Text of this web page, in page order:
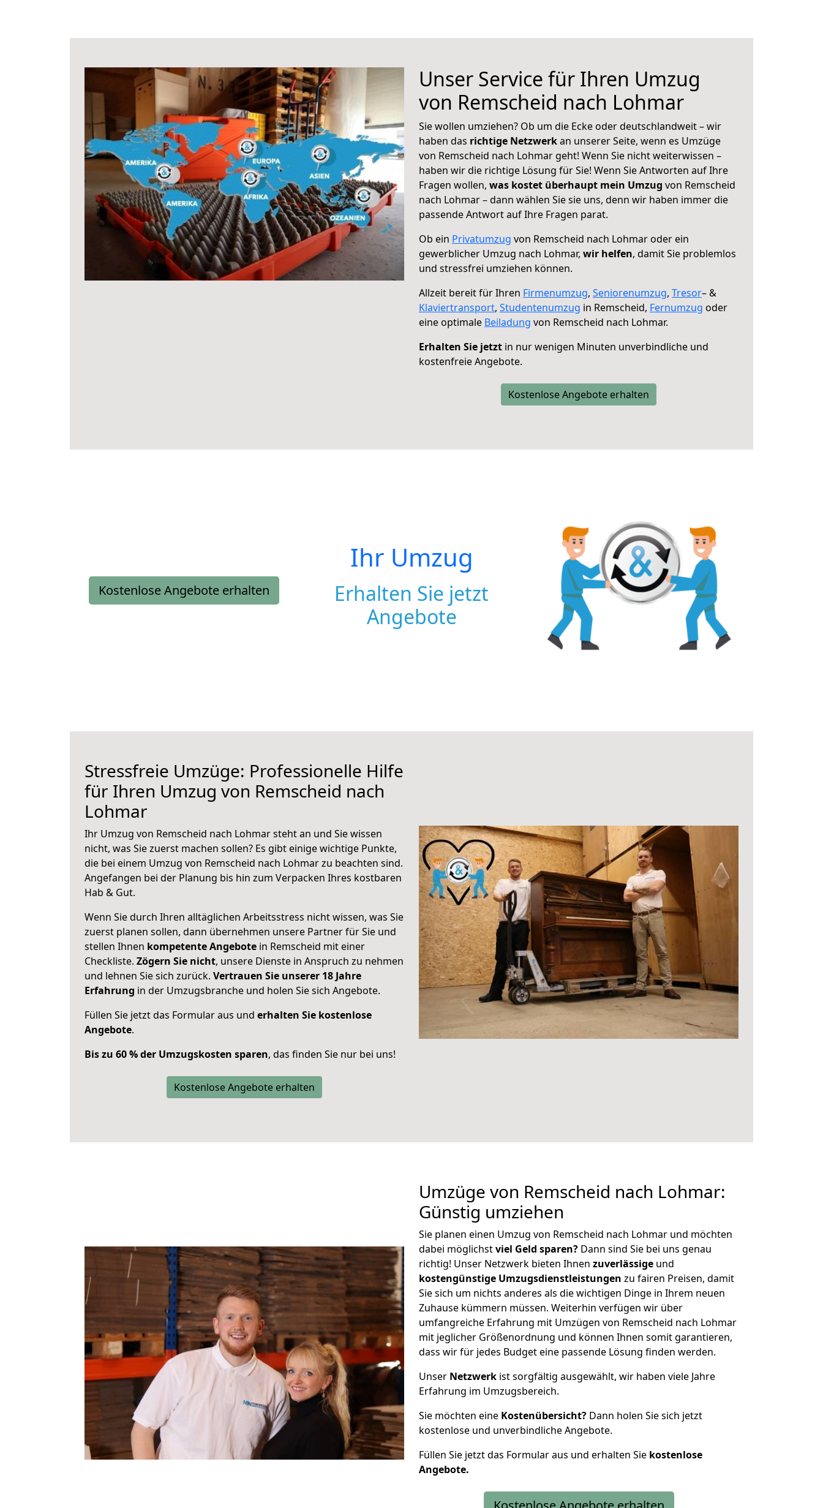
Unser Service für Ihren Umzug
von Remscheid nach Lohmar
Sie wollen umziehen? Ob um die Ecke oder deutschlandweit – wir
haben das richtige Netzwerkan unserer Seite, wenn es Umzüge
von Remscheid nach Lohmar geht! Wenn Sie nicht weiterwissen –
haben wir die richtige Lösung für Sie! Wenn Sie Antworten auf Ihre
Fragen wollen, was kostet überhaupt mein Umzug von Remscheid
nach Lohmar – dann wählen Sie sie uns, denn wir haben immer die
passende Antwort auf Ihre Fragen parat.
Ob ein Privatumzug von Remscheid nach Lohmar oder ein
gewerblicher Umzug nach Lohmar, wir helfen, damit Sie problemlos
und stressfrei umziehen können.
Allzeit bereit für Ihren Firmenumzug, Seniorenumzug, Tresor– &
Klaviertransport, Studentenumzug in Remscheid, Fernumzug oder
eine optimale Beiladung von Remscheid nach Lohmar.
Erhalten Sie jetzt in nur wenigen Minuten unverbindliche und
kostenfreie Angebote.
Kostenlose Angebote erhalten
Kostenlose Angebote erhalten
Ihr Umzug
Erhalten Sie jetzt
Angebote
Stressfreie Umzüge: Professionelle Hilfe
für Ihren Umzug von Remscheid nach
Lohmar
Ihr Umzug von Remscheid nach Lohmar steht an und Sie wissen
nicht, was Sie zuerst machen sollen? Es gibt einige wichtige Punkte,
die bei einem Umzug von Remscheid nach Lohmar zu beachten sind.
Angefangen bei der Planung bis hin zum Verpacken Ihres kostbaren
Hab & Gut.
Wenn Sie durch Ihren alltäglichen Arbeitsstress nicht wissen, was Sie
zuerst planen sollen, dann übernehmen unsere Partner für Sie und
stellen Ihnen kompetente Angebote in Remscheid mit einer
Checkliste. Zögern Sie nicht, unsere Dienste in Anspruch zu nehmen
und lehnen Sie sich zurück. Vertrauen Sie unserer 18 Jahre
Erfahrung in der Umzugsbranche und holen Sie sich Angebote.
Füllen Sie jetzt das Formular aus und erhalten Sie kostenlose
Angebote.
Bis zu 60 % der Umzugskosten sparen, das finden Sie nur bei uns!
Kostenlose Angebote erhalten
Umzüge von Remscheid nach Lohmar:
Günstig umziehen
Sie planen einen Umzug von Remscheid nach Lohmar und möchten
dabei möglichstviel Geld sparen? Dann sind Sie bei uns genau
richtig! Unser Netzwerk bieten Ihnen zuverlässige und
kostengünstige Umzugsdienstleistungen zu fairen Preisen, damit
Sie sich um nichts anderes als die wichtigen Dinge in Ihrem neuen
Zuhause kümmern müssen. Weiterhin verfügen wir über
umfangreiche Erfahrung mit Umzügen von Remscheid nach Lohmar
mit jeglicher Größenordnung und können Ihnen somit garantieren,
dass wir für jedes Budget eine passende Lösung finden werden.
Unser Netzwerk ist sorgfältig ausgewählt, wir haben viele Jahre
Erfahrung im Umzugsbereich.
Sie möchten eine Kostenübersicht? Dann holen Sie sich jetzt
kostenlose und unverbindliche Angebote.
Füllen Sie jetzt das Formular aus und erhalten Sie kostenlose
Angebote.